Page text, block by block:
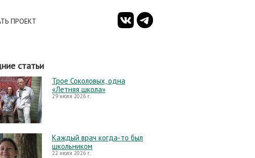
ПРОЕКТ
статьи
Трое Соколовых, одна
«Летняя школа»
29 июля 2026 г.
Каждый врач когда-то был
школьником
22 июля 2026 г.